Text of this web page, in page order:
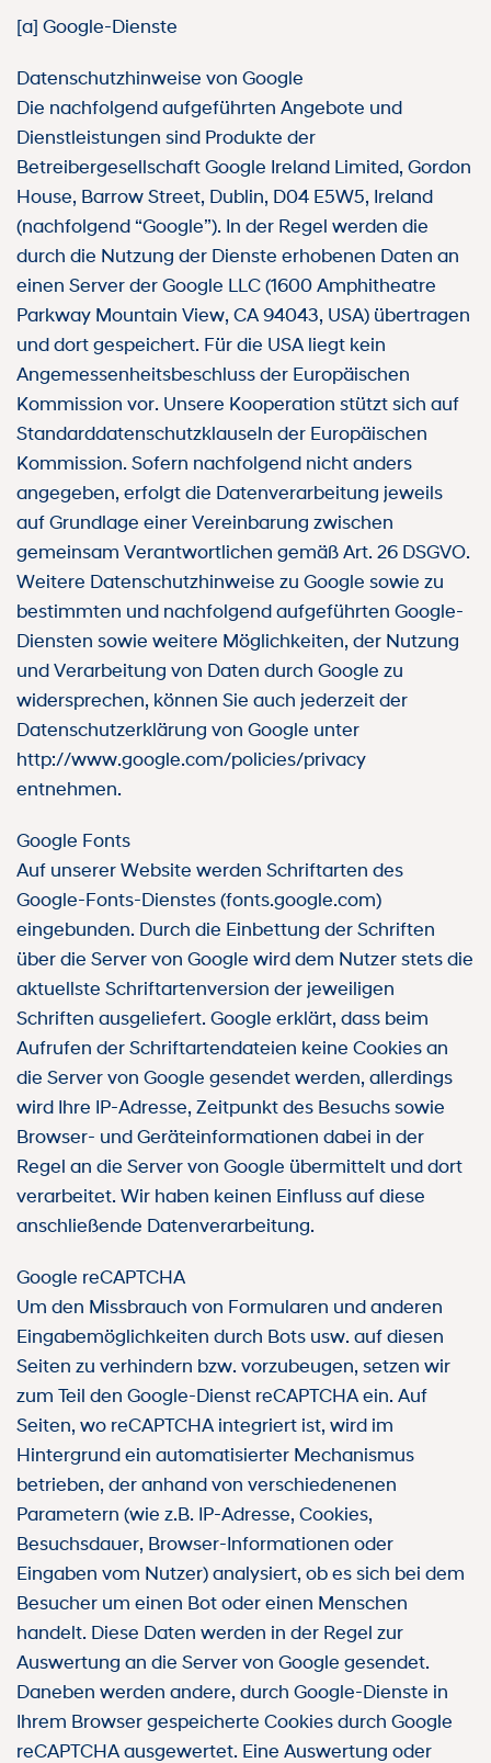
[a] Google-Dienste
Datenschutzhinweise von Google
Die nachfolgend aufgeführten Angebote und
Dienstleistungen sind Produkte der
Betreibergesellschaft Google Ireland Limited, Gordon
House, Barrow Street, Dublin, D04 E5W5, Ireland
(nachfolgend “Google”). In der Regel werden die
durch die Nutzung der Dienste erhobenen Daten an
einen Server der Google LLC (1600 Amphitheatre
Parkway Mountain View, CA 94043, USA) übertragen
und dort gespeichert. Für die USA liegt kein
Angemessenheitsbeschluss der Europäischen
Kommission vor. Unsere Kooperation stützt sich auf
Standarddatenschutzklauseln der Europäischen
Kommission. Sofern nachfolgend nicht anders
angegeben, erfolgt die Datenverarbeitung jeweils
auf Grundlage einer Vereinbarung zwischen
gemeinsam Verantwortlichen gemäß Art. 26 DSGVO.
Weitere Datenschutzhinweise zu Google sowie zu
bestimmten und nachfolgend aufgeführten Google-
Diensten sowie weitere Möglichkeiten, der Nutzung
und Verarbeitung von Daten durch Google zu
widersprechen, können Sie auch jederzeit der
Datenschutzerklärung von Google unter
http://www.google.com/policies/privacy
entnehmen.
Google Fonts
Auf unserer Website werden Schriftarten des
Google-Fonts-Dienstes (fonts.google.com)
eingebunden. Durch die Einbettung der Schriften
über die Server von Google wird dem Nutzer stets die
aktuellste Schriftartenversion der jeweiligen
Schriften ausgeliefert. Google erklärt, dass beim
Aufrufen der Schriftartendateien keine Cookies an
die Server von Google gesendet werden, allerdings
wird Ihre IP-Adresse, Zeitpunkt des Besuchs sowie
Browser- und Geräteinformationen dabei in der
Regel an die Server von Google übermittelt und dort
verarbeitet. Wir haben keinen Einfluss auf diese
anschließende Datenverarbeitung.
Google reCAPTCHA
Um den Missbrauch von Formularen und anderen
Eingabemöglichkeiten durch Bots usw. auf diesen
Seiten zu verhindern bzw. vorzubeugen, setzen wir
zum Teil den Google-Dienst reCAPTCHA ein. Auf
Seiten, wo reCAPTCHA integriert ist, wird im
Hintergrund ein automatisierter Mechanismus
betrieben, der anhand von verschiedenenen
Parametern (wie z.B. IP-Adresse, Cookies,
Besuchsdauer, Browser-Informationen oder
Eingaben vom Nutzer) analysiert, ob es sich bei dem
Besucher um einen Bot oder einen Menschen
handelt. Diese Daten werden in der Regel zur
Auswertung an die Server von Google gesendet.
Daneben werden andere, durch Google-Dienste in
Ihrem Browser gespeicherte Cookies durch Google
reCAPTCHA ausgewertet. Eine Auswertung oder